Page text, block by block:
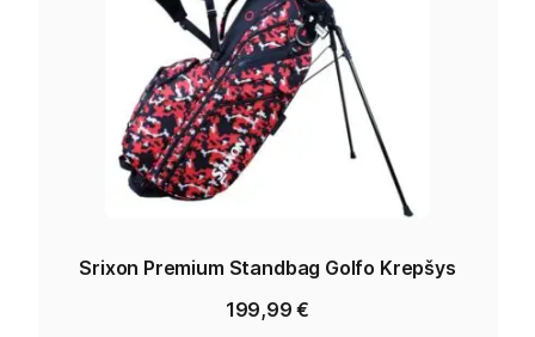
Srixon Premium Standbag Golfo Krepšys
199,99€